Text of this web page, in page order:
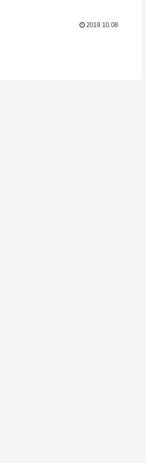
2019.10.08